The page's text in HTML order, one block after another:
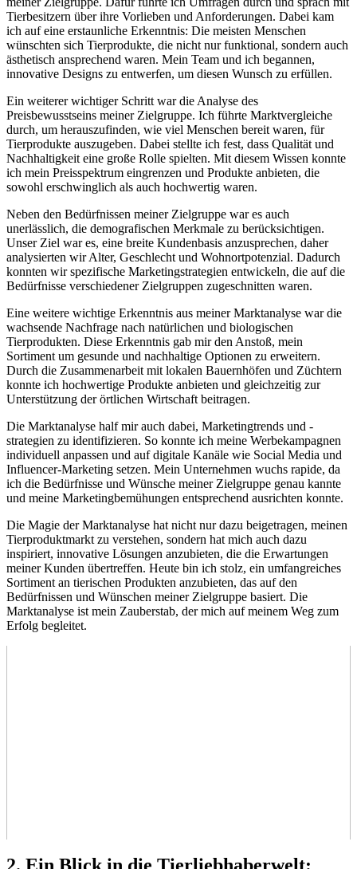
Tierbesitzern über ihre Vorlieben und Anforderungen. Dabei⁣ kam
ich auf eine erstaunliche Erkenntnis: ​Die meisten Menschen
wünschten sich Tierprodukte, die⁣ nicht nur funktional, sondern⁤ auch
ästhetisch ‍ansprechend waren. Mein Team und ich begannen,⁣
innovative Designs zu entwerfen, ‌um diesen Wunsch zu erfüllen.
Ein⁤ weiterer wichtiger Schritt war die ‌Analyse des
Preisbewusstseins ⁢meiner Zielgruppe. Ich führte Marktvergleiche
durch, um‍ herauszufinden, wie viel Menschen bereit ⁢waren, für
Tierprodukte auszugeben. Dabei stellte ich fest,⁤ dass Qualität und
Nachhaltigkeit eine ‍große Rolle spielten. Mit diesem Wissen‍ konnte
ich⁤ mein‍ Preisspektrum eingrenzen und Produkte anbieten, ‌die
sowohl erschwinglich als auch hochwertig waren.
Neben den Bedürfnissen meiner Zielgruppe war es auch
unerlässlich, die ‌demografischen Merkmale zu berücksichtigen.
Unser ‌Ziel ‍war es, eine breite‍ Kundenbasis anzusprechen, daher
analysierten wir Alter, Geschlecht und Wohnortpotenzial. Dadurch
konnten wir spezifische⁢ Marketingstrategien entwickeln, die⁤ auf die
Bedürfnisse verschiedener Zielgruppen zugeschnitten⁢ waren.
Eine weitere wichtige Erkenntnis aus meiner Marktanalyse war ⁤die
wachsende Nachfrage​ nach natürlichen und biologischen
Tierprodukten. ⁤Diese Erkenntnis gab mir den Anstoß, mein ​
Sortiment​ um gesunde und nachhaltige Optionen zu erweitern.
Durch die Zusammenarbeit mit lokalen Bauernhöfen und Züchtern
konnte ich hochwertige Produkte anbieten und gleichzeitig⁣ zur
Unterstützung der örtlichen Wirtschaft beitragen.
Die Marktanalyse half mir​ auch dabei, Marketingtrends und -
strategien zu identifizieren.⁣ So konnte ich meine Werbekampagnen⁣
individuell anpassen und ‌auf digitale⁣ Kanäle wie Social Media‍ und
Influencer-Marketing setzen.⁢ Mein Unternehmen wuchs rapide, da
ich die Bedürfnisse und Wünsche meiner Zielgruppe genau kannte​
und meine Marketingbemühungen entsprechend ausrichten konnte.
Die ⁣Magie der ⁣Marktanalyse hat nicht nur ⁣dazu ‍beigetragen,‍ meinen
Tierproduktmarkt zu verstehen, ⁤sondern ‍hat mich auch dazu
inspiriert, ‌innovative Lösungen⁢ anzubieten,‍ die die Erwartungen⁣
meiner Kunden ⁢übertreffen. Heute bin ich ‍stolz, ein umfangreiches
‍Sortiment an tierischen ⁣Produkten anzubieten, das auf den
⁤Bedürfnissen und Wünschen meiner Zielgruppe basiert. Die
Marktanalyse ist mein ⁣Zauberstab, der mich ⁤auf meinem Weg zum
Erfolg begleitet.